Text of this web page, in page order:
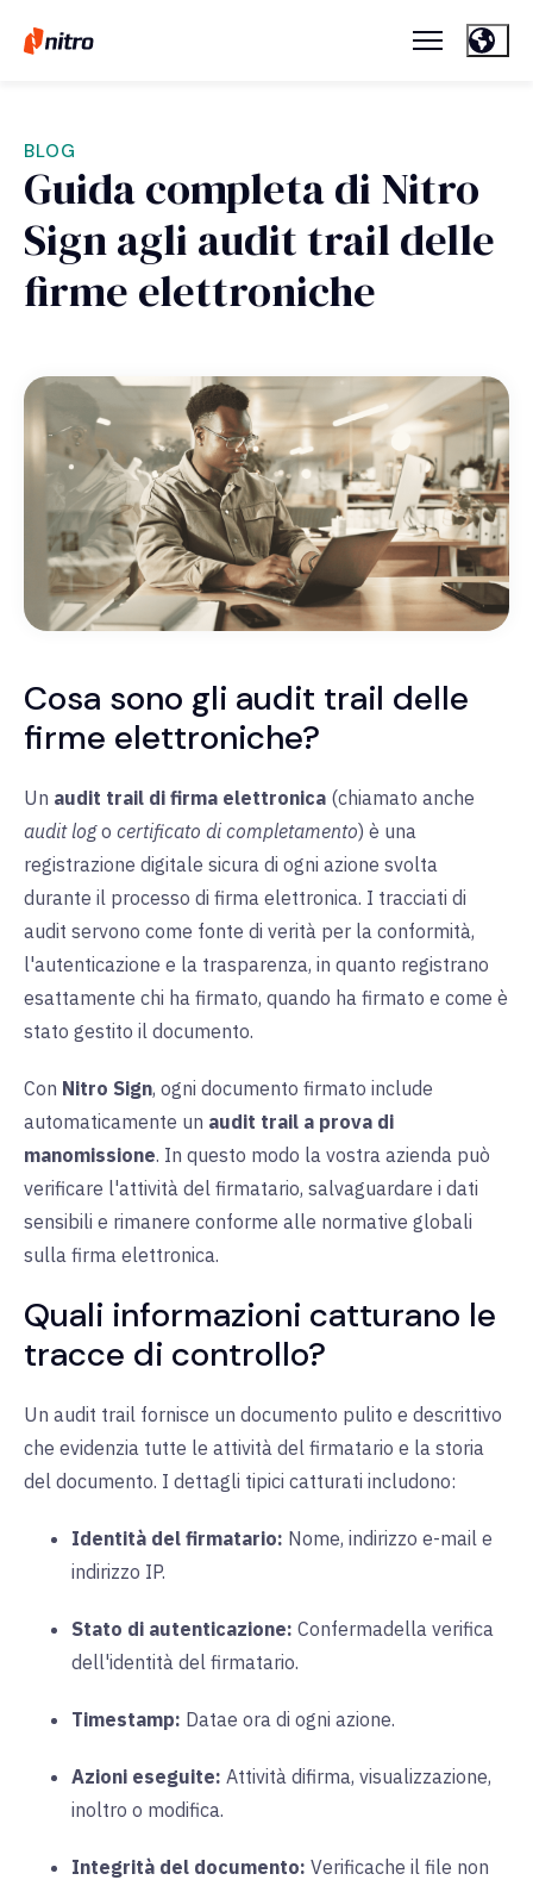
BLOG
Guida completa di Nitro
Sign agli audit trail delle
firme elettroniche
Cosa sono gli audit trail delle
firme elettroniche?
Un audit trail di firma elettronica (chiamato anche
audit logo certificato di completamento) è una
registrazione digitale sicura di ogni azione svolta
durante il processo di firma elettronica. I tracciati di
audit servono come fonte di verità per la conformità,
l'autenticazione e la trasparenza, in quanto registrano
esattamente chi ha firmato, quando ha firmato e come è
stato gestito il documento.
Con Nitro Sign, ogni documento firmato include
automaticamente un audit trail a prova di
manomissione. In questo modo la vostra azienda può
verificare l'attività del firmatario, salvaguardare i dati
sensibili e rimanere conforme alle normative globali
sulla firma elettronica.
Quali informazioni catturano le
tracce di controllo?
Un audit trail fornisce un documento pulito e descrittivo
che evidenzia tutte le attività del firmatario e la storia
del documento. I dettagli tipici catturati includono:
Identità del firmatario: Nome, indirizzo e-mail e
indirizzo IP.
Stato di autenticazione: Confermadella verifica
dell'identità del firmatario.
Timestamp: Datae ora di ogni azione.
Azioni eseguite: Attività difirma, visualizzazione,
inoltro o modifica.
Integrità del documento: Verificache il file non